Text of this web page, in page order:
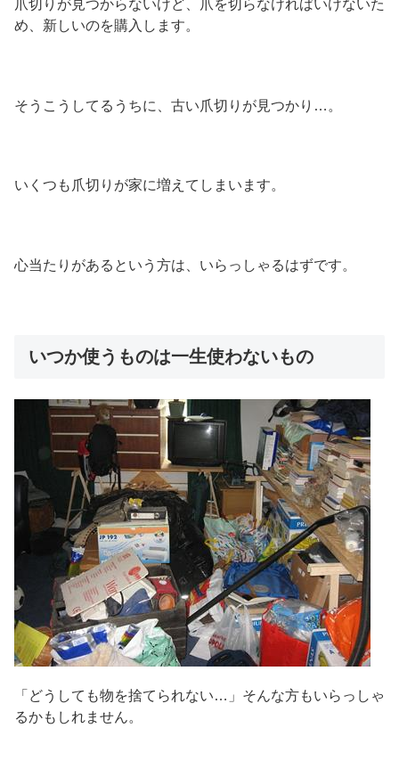
爪切りが見つからないけど、爪を切らなければいけないた
め、新しいのを購入します。
そうこうしてるうちに、古い爪切りが見つかり…。
いくつも爪切りが家に増えてしまいます。
心当たりがあるという方は、いらっしゃるはずです。
いつか使うものは一生使わないもの
「どうしても物を捨てられない…」そんな方もいらっしゃ
るかもしれません。